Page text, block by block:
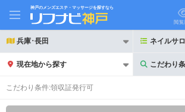
神戸のメンズエステ・マッサージを探すなら
閲覧
兵庫･長田 ネイルサ
現在地から探す こだわり
こだわり
こだわり条件:領収証発行可